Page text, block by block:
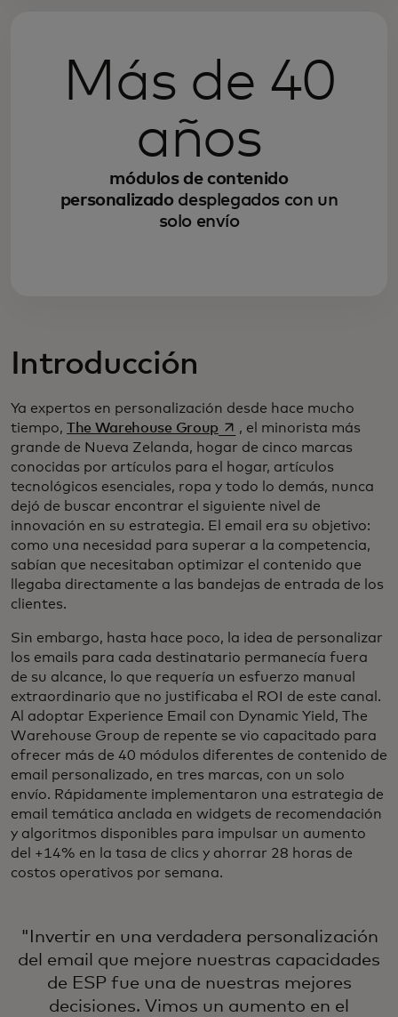
Más de 40
años
módulos de contenido
personalizadodesplegados con un
solo envío
Introducción
Ya expertos en personalización desde hace mucho
tiempo, The Warehouse Groupse abre en una pestaña
, el minorista más
grande de Nueva Zelanda, hogar de cinco marcas
conocidas por artículos para el hogar, artículos
tecnológicos esenciales, ropa y todo lo demás, nunca
dejó de buscar encontrar el siguiente nivel de
innovación en su estrategia. El email era su objetivo:
como una necesidad para superar a la competencia,
sabían que necesitaban optimizar el contenido que
llegaba directamente a las bandejas de entrada de los
clientes.
Sin embargo, hasta hace poco, la idea de personalizar
los emails para cada destinatario permanecía fuera
de su alcance, lo que requería un esfuerzo manual
extraordinario que no justificaba el ROI de este canal.
Al adoptar Experience Email con Dynamic Yield, The
Warehouse Group de repente se vio capacitado para
ofrecer más de 40 módulos diferentes de contenido de
email personalizado, en tres marcas, con un solo
envío. Rápidamente implementaron una estrategia de
email temática anclada en widgets de recomendación
y algoritmos disponibles para impulsar un aumento
del +14% en la tasa de clics y ahorrar 28 horas de
costos operativos por semana.
"Invertir en una verdadera personalización
del email que mejore nuestras capacidades
de ESP fue una de nuestras mejores
decisiones. Vimos un aumento en el